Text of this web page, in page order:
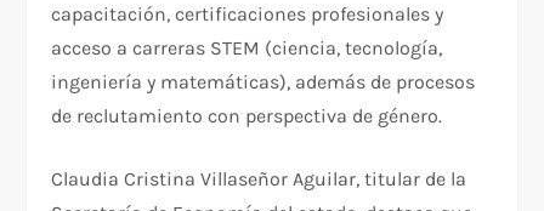
capacitación, certificaciones profesionales y
acceso a carreras STEM (ciencia, tecnología,
ingeniería y matemáticas), además de procesos
de reclutamiento con perspectiva de género.
Claudia Cristina Villaseñor Aguilar, titular de la